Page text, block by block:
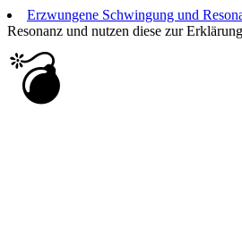
Erzwungene Schwingung und
Resonanz und nutzen diese zur
💣